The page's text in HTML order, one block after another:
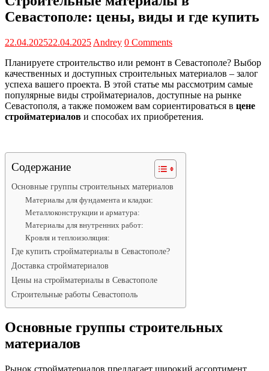
Севастополе: цены, виды и где купить
22.04.202522.04.2025 Andrey 0 Comments
Планируете строительство или ремонт в Севастополе? Выбор
качественных и доступных строительных материалов – залог
успеха вашего проекта. В этой статье мы рассмотрим самые
популярные виды стройматериалов, доступные на рынке
Севастополя, а также поможем вам сориентироваться в цене
стройматериалов и способах их приобретения.
Содержание
Основные группы строительных материалов
Материалы для фундамента и кладки:
Металлоконструкции и арматура:
Материалы для внутренних работ:
Кровля и теплоизоляция:
Где купить стройматериалы в Севастополе?
Доставка стройматериалов
Цены на стройматериалы в Севастополе
Строительные работы Севастополь
Основные группы строительных
материалов